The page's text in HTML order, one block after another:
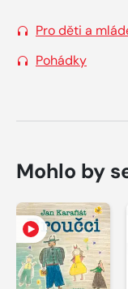
Pro děti a
Pohádky
Mohlo by